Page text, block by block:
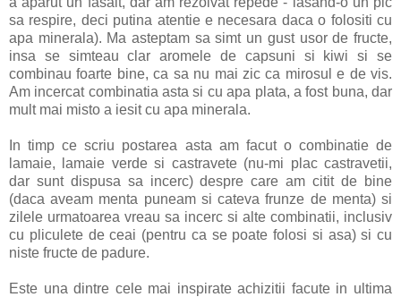
sa respire, deci putina atentie e necesara daca o folositi cu
apa minerala). Ma asteptam sa simt un gust usor de fructe,
insa se simteau clar aromele de capsuni si kiwi si se
combinau foarte bine, ca sa nu mai zic ca mirosul e de vis.
Am incercat combinatia asta si cu apa plata, a fost buna, dar
mult mai misto a iesit cu apa minerala.
In timp ce scriu postarea asta am facut o combinatie de
lamaie, lamaie verde si castravete (nu-mi plac castravetii,
dar sunt dispusa sa incerc) despre care am citit de bine
(daca aveam menta puneam si cateva frunze de menta) si
zilele urmatoarea vreau sa incerc si alte combinatii, inclusiv
cu pliculete de ceai (pentru ca se poate folosi si asa) si cu
niste fructe de padure.
Este una dintre cele mai inspirate achizitii facute in ultima